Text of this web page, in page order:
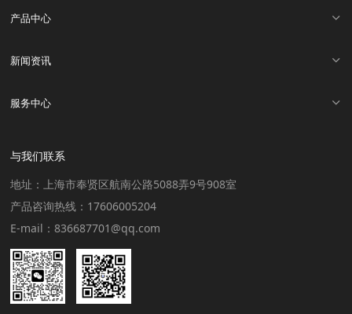
产品中心
新闻资讯
服务中心
与我们联系
地址：上海市奉贤区航南公路5088弄9号908室
产品咨询热线：17606005204
E-mail：836687701@qq.com